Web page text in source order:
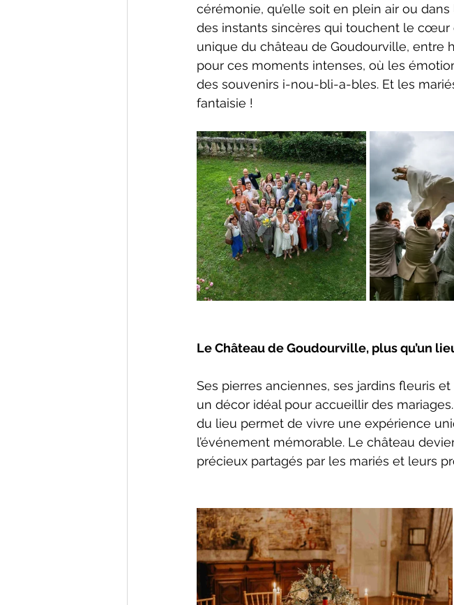
cérémonie, qu’elle soit en plein air ou
des instants sincères qui touchent le cœur
unique du château de Goudourville, entre
pour ces moments intenses, où les
des souvenirs i-nou-bli-a-bles. Et les
fantaisie !
Le Château de Goudourville, plus qu’un
Ses pierres anciennes, ses jardins fleuris
un décor idéal pour accueillir des
du lieu permet de vivre une expérience
l’événement mémorable. Le château
précieux partagés par les mariés et leurs